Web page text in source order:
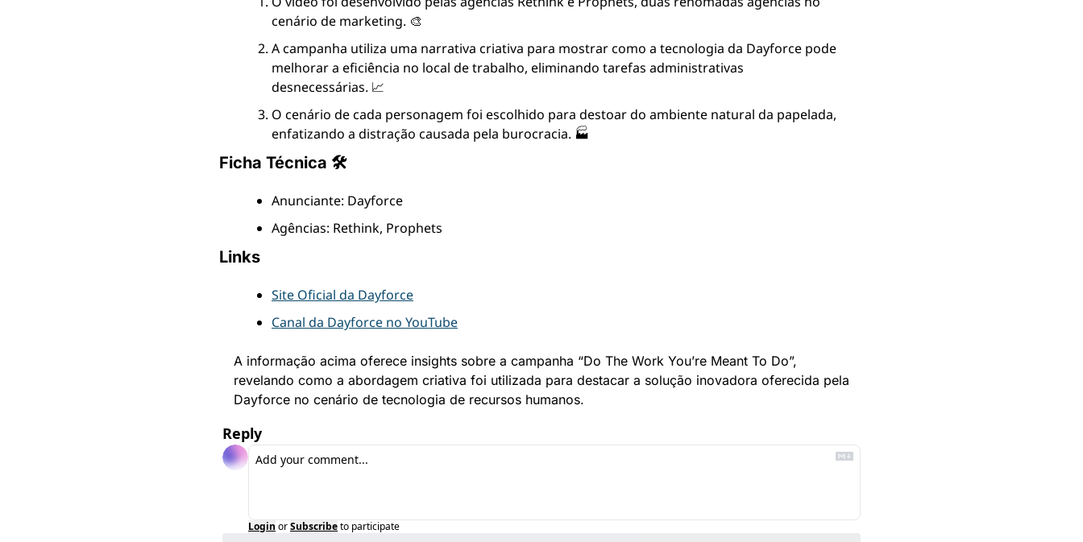
cenário de marketing. 🎨
A campanha utiliza uma narrativa criativa para mostrar como a tecnologia da Dayforce pode
melhorar a eficiência no local de trabalho, eliminando tarefas administrativas
desnecessárias. 📈
O cenário de cada personagem foi escolhido para destoar do ambiente natural da papelada,
enfatizando a distração causada pela burocracia. 🏭
Ficha Técnica 🛠
Anunciante: Dayforce
Agências: Rethink, Prophets
Links
Site Oficial da Dayforce
Canal da Dayforce no YouTube
A informação acima oferece insights sobre a campanha “Do The Work You’re Meant To Do”,
revelando como a abordagem criativa foi utilizada para destacar a solução inovadora oferecida pela
Dayforce no cenário de tecnologia de recursos humanos.
Reply
Login orSubscribeto participate